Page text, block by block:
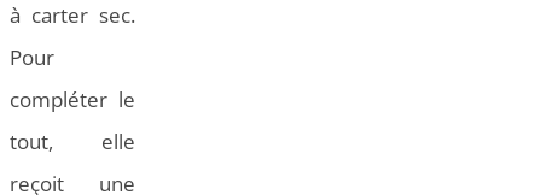
à carter sec.
Pour
compléter le
tout, elle
reçoit une